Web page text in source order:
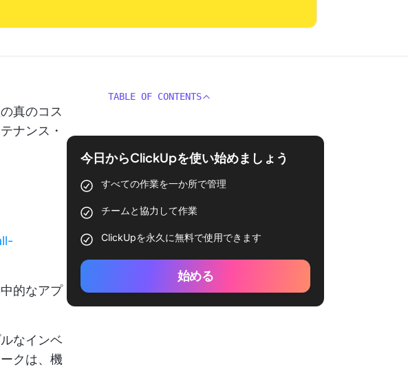
真のコス
ナンス・
的なアプ
なインベ
クは、機
TABLE OF CONTENTS
今日からClickUpを使い始めましょう
すべての作業を一か所で管理
チームと協力して作業
ClickUpを永久に無料で使用できます
始める